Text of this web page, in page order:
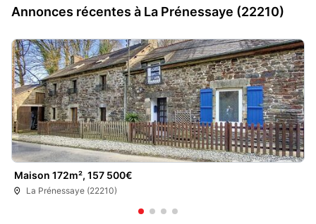
Annonces récentes à La Prénessaye (22210)
Maison 172m², 157 500€
La Prénessaye (22210)